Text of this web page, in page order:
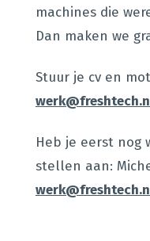
machines die
Dan maken we
Stuur je cv en
Heb je eerst nog
stellen aan: